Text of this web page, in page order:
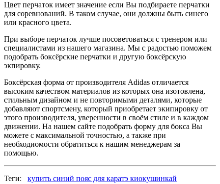
Цвет перчаток имеет значение если Вы подбираете перчатки
для соревнований. В таком случае, они должны быть синего
или красного цвета.
При выборе перчаток лучше посоветоваться с тренером или
специалистами из нашего магазина. Мы с радостью поможем
подобрать боксёрские перчатки и другую боксёрскую
экпировку.
Боксёрская форма от производителя Adidas отличается
высоким качеством материалов из которых она изотовлена,
стильным дизайном и не повторимыми деталями, которые
добавляют спортсмену, который приобретает экипировку от
этого производителя, уверенности в своём стиле и в каждом
движении. На нашем сайте подобрать форму для бокса Вы
можете с максимальной точностью, а также при
необходиомости обратиться к нашим менеджерам за
помощью.
Теги:
купить синий пояс для каратэ киокушинкай